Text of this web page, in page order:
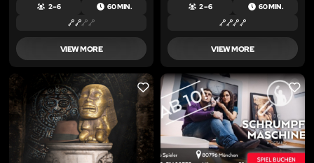
2 – 6 60 MIN.
VIEW MORE
2 – 6 60 MIN.
VIEW MORE
LIKE LIKE